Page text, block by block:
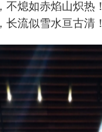
不熄如赤焰山炽热！
长流似雪水亘古清！